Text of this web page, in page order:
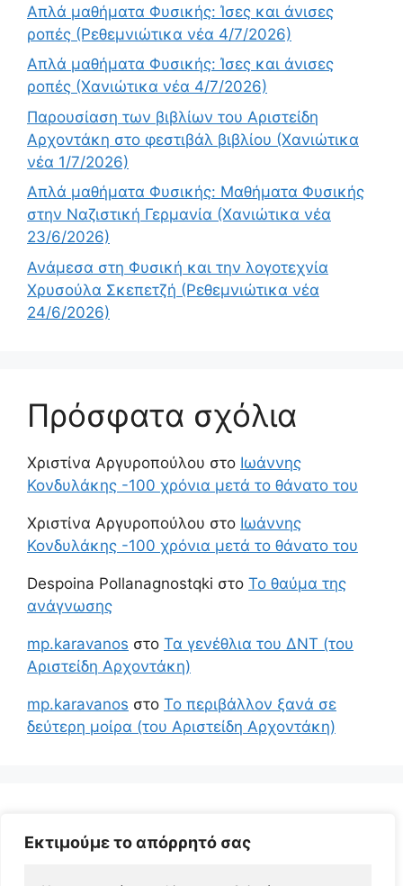
Εκτιμούμε το απόρρητό σας
Απλά μαθήματα Φυσικής: Ίσες και άνισες
ροπές (Ρεθεμνιώτικα νέα 4/7/2026)
Απλά μαθήματα Φυσικής: Ίσες και άνισες
ροπές (Χανιώτικα νέα 4/7/2026)
Παρουσίαση των βιβλίων του Αριστείδη
Αρχοντάκη στο φεστιβάλ βιβλίου (Χανιώτικα
νέα 1/7/2026)
Απλά μαθήματα Φυσικής: Μαθήματα Φυσικής
στην Ναζιστική Γερμανία (Χανιώτικα νέα
23/6/2026)
Ανάμεσα στη Φυσική και την λογοτεχνία
Χρυσούλα Σκεπετζή (Ρεθεμνιώτικα νέα
24/6/2026)
Πρόσφατα σχόλια
Χριστίνα Αργυροπούλου στο Ιωάννης
Κονδυλάκης -100 χρόνια μετά το θάνατο του
Χριστίνα Αργυροπούλου στο Ιωάννης
Κονδυλάκης -100 χρόνια μετά το θάνατο του
Despoina Pollanagnostqki στο Το θαύμα της
ανάγνωσης
mp.karavanos στο Τα γενέθλια του ΔΝΤ (του
Αριστείδη Αρχοντάκη)
mp.karavanos στο Το περιβάλλον ξανά σε
δεύτερη μοίρα (του Αριστείδη Αρχοντάκη)